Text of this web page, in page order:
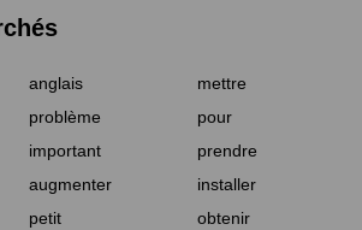
anglais mettre
problème pour
important prendre
augmenter installer
petit obtenir